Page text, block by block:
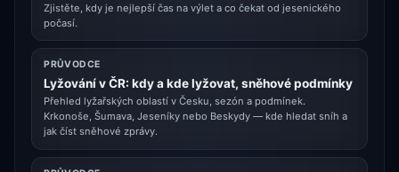
Zjistěte, kdy je nejlepší čas na výlet a co čekat od jesenického
počasí.
PRŮVODCE
Lyžování v ČR: kdy a kde lyžovat, sněhové podmínky
Přehled lyžařských oblastí v Česku, sezón a podmínek.
Krkonoše, Šumava, Jeseníky nebo Beskydy — kde hledat sníh a
jak číst sněhové zprávy.